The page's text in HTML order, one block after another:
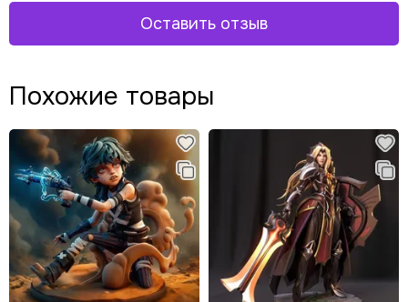
Оставить отзыв
Похожие товары